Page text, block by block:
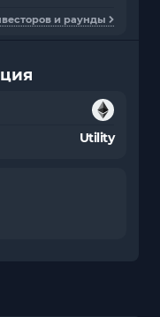
и раунды
Utility